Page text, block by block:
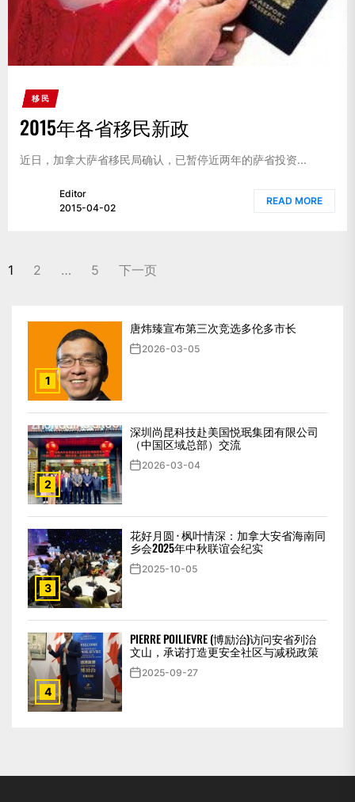
移民
2015年各省移民新政
近日，加拿大萨省移民局确认，已暂停近两年的萨省投资...
Editor
2015-04-02
READ MORE
文
1 2 … 5 下一页
1
唐炜臻宣布第三次竞选多伦多市长
2026-03-05
2
深圳尚昆科技赴美国悦珉集团有限公司
（中国区域总部）交流
2026-03-04
3
花好月圆 · 枫叶情深：加拿大安省海南同
乡会2025年中秋联谊会纪实
2025-10-05
4
PIERRE POILIEVRE (博励治)访问安省列治
文山，承诺打造更安全社区与减税政策
2025-09-27